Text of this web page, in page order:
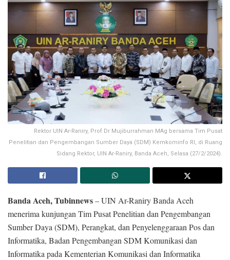
Rektor UIN Ar-Raniry, Prof Dr Mujiburrahman MAg bersama Tim Pusat
Penelitian dan Pengembangan Sumber Daya (SDM) Kemkominfo RI, di Ruang
Sidang Rektor, UIN Ar-Raniry, Banda Aceh, Selasa (27/2/2024).
Banda Aceh, Tubinnews– UIN Ar-Raniry Banda Aceh
menerima kunjungan Tim Pusat Penelitian dan Pengembangan
Sumber Daya (SDM), Perangkat, dan Penyelenggaraan Pos dan
Informatika, Badan Pengembangan SDM Komunikasi dan
Informatika pada Kementerian Komunikasi dan Informatika